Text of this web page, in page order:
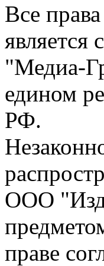
Все
"Медиа-
едином
РФ.
ООО
праве